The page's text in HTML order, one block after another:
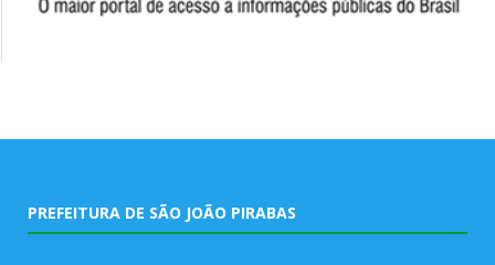
PREFEITURA DE SÃO JOÃO PIRABAS